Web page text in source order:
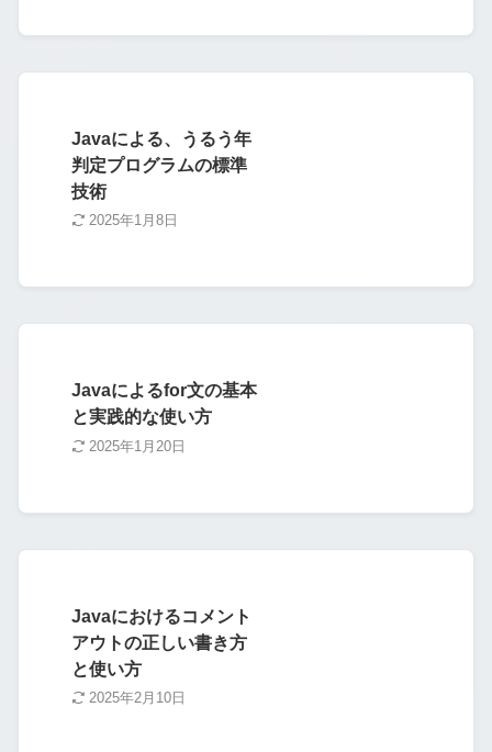
Javaによる、うるう年
判定プログラムの標準
技術
2025年1月8日
Javaによるfor文の基本
と実践的な使い方
2025年1月20日
Javaにおけるコメント
アウトの正しい書き方
と使い方
2025年2月10日